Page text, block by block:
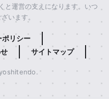
と運営の支えになります。いつ
います。
ポリシー
サイトマップ